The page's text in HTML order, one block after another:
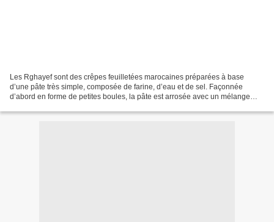
Les Rghayef sont des crêpes feuilletées marocaines préparées à base
d’une pâte très simple, composée de farine, d’eau et de sel. Façonnée
d’abord en forme de petites boules, la pâte est arrosée avec un mélange